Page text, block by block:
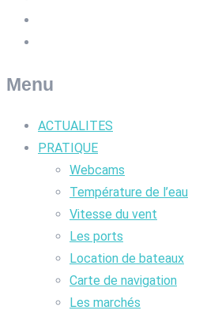
Menu
ACTUALITES
PRATIQUE
Webcams
Température de l’eau
Vitesse du vent
Les ports
Location de bateaux
Carte de navigation
Les marchés